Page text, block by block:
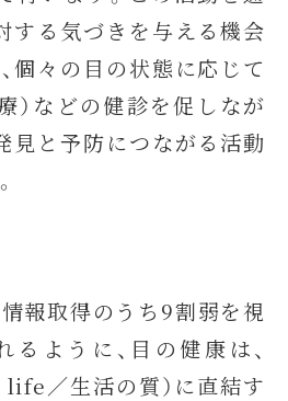
する気づきを与える機会
個々の目の状態に応じて
）などの健診を促しなが
見と予防につながる活動
報取得のうち9割弱を視
ように、目の健康は、
／生活の質）に直結す